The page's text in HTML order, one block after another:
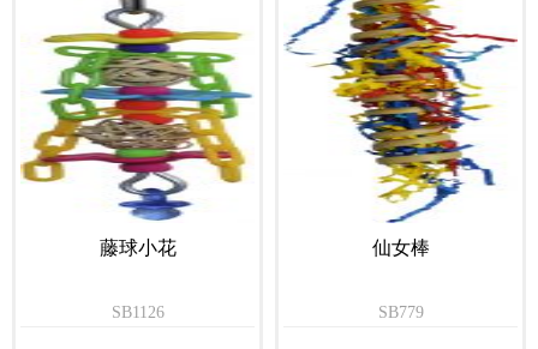
藤球小花
SB1126
仙女棒
SB779